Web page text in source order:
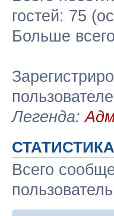
гостей: 75
Больше
Легенда:
СТАТИСТИКА
Всего